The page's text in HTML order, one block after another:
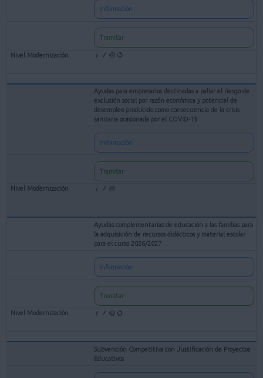
Información
Tramitar
Ayudas para empresarios destinadas a paliar el riesgo de
exclusión social por razón económica y potencial de
desempleo producido como consecuencia de la crisis
sanitaria ocasionada por el COVID-19
Información
Tramitar
Ayudas complementarias de educación a las familias para
la adquisición de recursos didácticos y material escolar
para el curso 2026/2027
Información
Tramitar
Subvención Competitiva con Justificación de Proyectos
Educativos